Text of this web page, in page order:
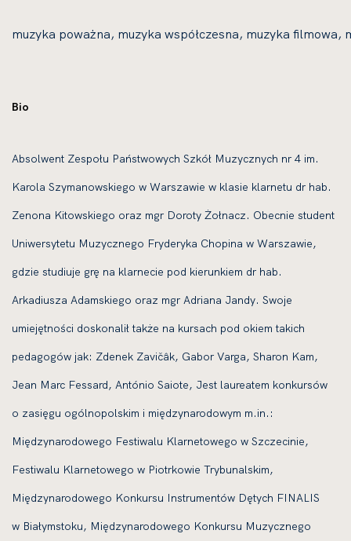
muzyka poważna, muzyka współczesna, muzyka filmowa,
Bio
Absolwent Zespołu Państwowych Szkół Muzycznych nr 4 im.
Karola Szymanowskiego w Warszawie w klasie klarnetu dr hab.
Zenona Kitowskiego oraz mgr Doroty Żołnacz. Obecnie student
Uniwersytetu Muzycznego Fryderyka Chopina w Warszawie,
gdzie studiuje grę na klarnecie pod kierunkiem dr hab.
Arkadiusza Adamskiego oraz mgr Adriana Jandy. Swoje
umiejętności doskonalił także na kursach pod okiem takich
pedagogów jak: Zdenek Zavičâk, Gabor Varga, Sharon Kam,
Jean Marc Fessard, António Saiote, Jest laureatem konkursów
o zasięgu ogólnopolskim i międzynarodowym m.in.:
Międzynarodowego Festiwalu Klarnetowego w Szczecinie,
Festiwalu Klarnetowego w Piotrkowie Trybunalskim,
Międzynarodowego Konkursu Instrumentów Dętych FINALIS
w Białymstoku, Międzynarodowego Konkursu Muzycznego